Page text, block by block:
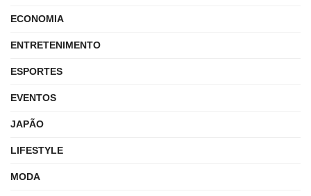
ECONOMIA
ENTRETENIMENTO
ESPORTES
EVENTOS
JAPÃO
LIFESTYLE
MODA